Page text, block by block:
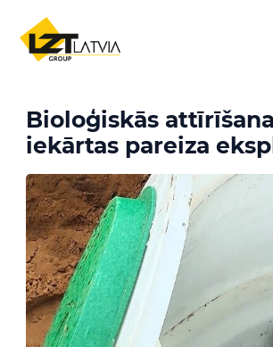
Skip to content
Bioloģiskās
iekārtas pareiza